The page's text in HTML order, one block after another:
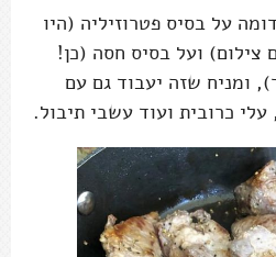
על בסיס פטרוזיליה (היו
צילום) ועל בסיס חסה (כן!
ומניח שזה יעבוד גם עם
עלי כרובית ועוד עשבי תיבול.